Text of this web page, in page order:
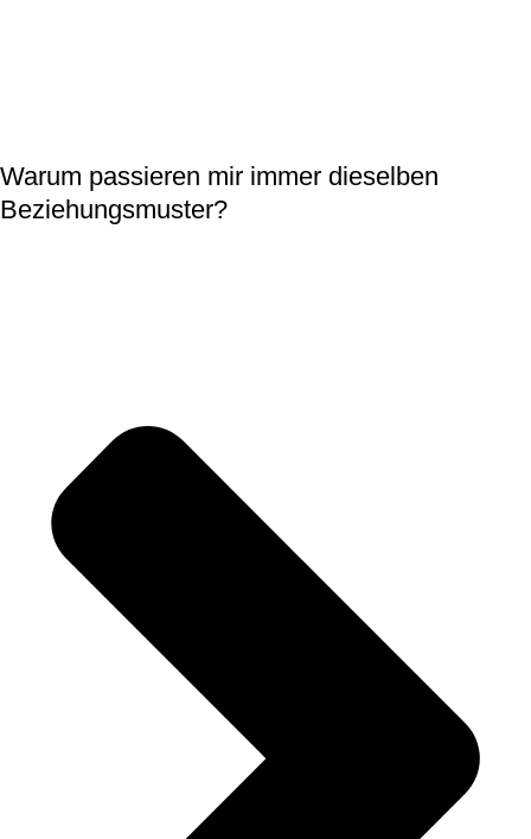
Warum passieren mir immer dieselben
Beziehungsmuster?